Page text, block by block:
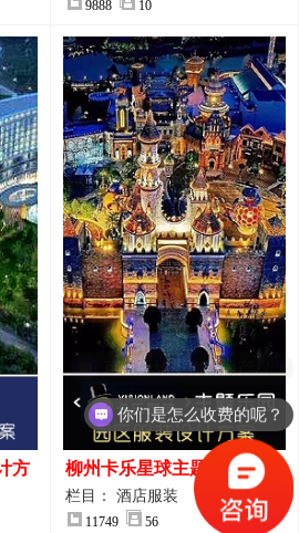
9888 10
方
柳州卡乐星球主题乐园园区
服装设计方案
栏目： 酒店服装
11749 56
你们是怎么收费的呢？